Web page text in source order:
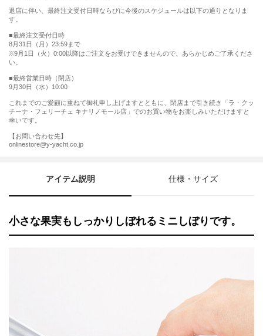
退店に伴い、最終注文受付日時ならびに今後のスケジュールは以下の通りとなりま
す。
■最終注文受付日時
8月31日（月）23:59まで
※9月1日（火）0:00以降はご注文をお受けできませんので、あらかじめご了承くださ
い。
■最終営業日時（閉店）
9月30日（水）10:00
これまでのご愛顧に重ねて御礼申し上げますとともに、閉店まで引き続き「ラ・クッ
チーナ・フェリーチェ キナリノモール店」でのお買い物をお楽しみいただけますと
幸いです。
【お問い合わせ先】
onlinestore@y-yacht.co.jp
アイテム説明 仕様・サイズ
小さな果実もしっかりしぼれるミニしぼりです。